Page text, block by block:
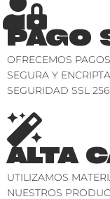
PAGO
OFRECEMOS
SEGURA Y
SEGURIDAD SSL 256
ALTA
UTILIZAMOS
NUESTROS